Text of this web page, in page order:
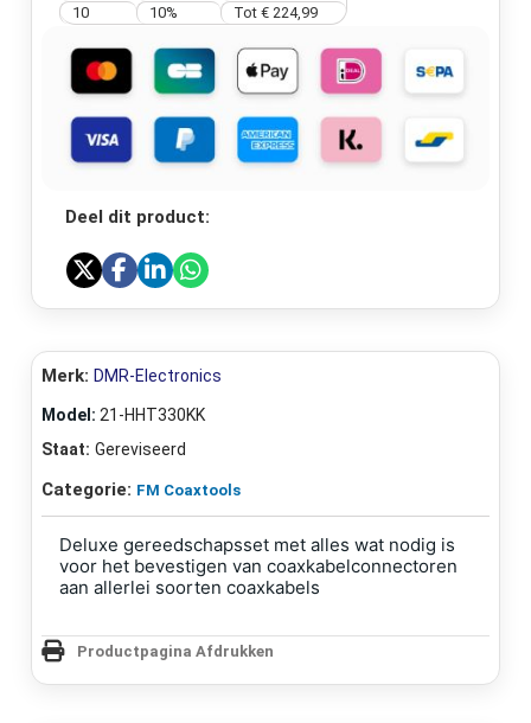
10
10% Tot € 224,99
Deel dit product:
Merk: DMR-Electronics
Model: 21-HHT330KK
Staat: Gereviseerd
Categorie: FM Coaxtools
Deluxe gereedschapsset met alles wat nodig is
voor het bevestigen van coaxkabelconnectoren
aan allerlei soorten coaxkabels
Productpagina Afdrukken